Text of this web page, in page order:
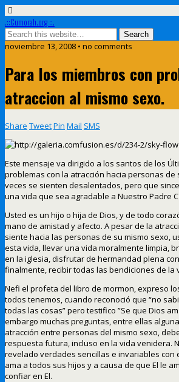
.::Cumorah.org ::.
noviembre 13, 2008 • no comments
Para los miembros con
atraccion al mismo sexo.
Share TweetPin Mail SMS
Este mensaje va dirigido a los santos de los
problemas con la atracción hacia personas de
veces se sienten desalentados, pero que
una vida que sea agradable a Nuestro Padre
Usted es un hijo o hija de Dios, y de todo
mano de amistad y afecto. A pesar de la
siente hacia las personas de su mismo sexo,
esta vida, llevar una vida moralmente limpia,
en la iglesia, disfrutar de hermandad plena
finalmente, recibir todas las bendiciones de la
Nefi el profeta del libro de mormon, expreso
todos tenemos, cuando reconoció que “no
todas las cosas” pero testifico ”Se que Dios
embargo muchas preguntas, entre ellas
atracción entre personas del mismo sexo,
respuesta futura, incluso en la vida venidera.
revelado verdades sencillas e invariables con
ama a todos sus hijos y a causa de que El le
confiar en El.